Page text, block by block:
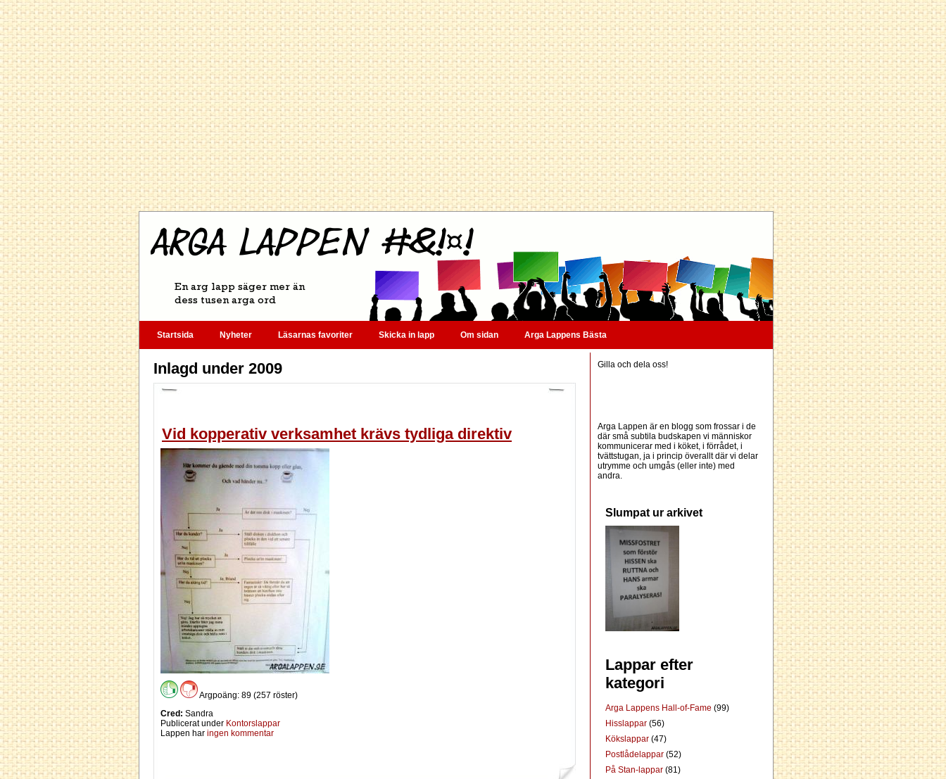
Startsida Nyheter Läsarnas favoriter Skicka in lapp Om sidan Arga Lappens Bästa
Inlagd under 2009
Vid kopperativ verksamhet krävs tydliga direktiv
Argpoäng: 89 (257 röster)
Cred: Sandra
Publicerat under Kontorslappar
Lappen har ingen kommentar
Gilla och dela oss!
Arga Lappen är en blogg som frossar i de
där små subtila budskapen vi människor
kommunicerar med i köket, i förrådet, i
tvättstugan, ja i princip överallt där vi delar
utrymme och umgås (eller inte) med
andra.
Slumpat ur arkivet
Lappar efter
kategori
Arga Lappens Hall-of-Fame (99)
Hisslappar (56)
Kökslappar (47)
Postlådelappar (52)
På Stan-lappar (81)